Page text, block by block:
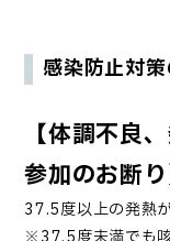
感染防止対
【体調不良
参加のお断り
37.5度以上の発熱